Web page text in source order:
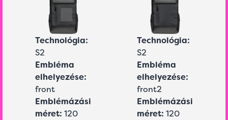
Technológia:
S2
Embléma
elhelyezése:
front
Emblémázási
méret: 120
Technológia:
S2
Embléma
elhelyezése:
front2
Emblémázási
méret: 120